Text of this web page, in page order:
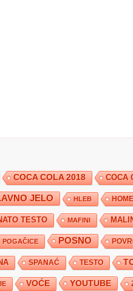
COCA COLA 2018 COCA
JELO HLEB
TESTO MAFINI
POGAČICE POSNO
SPANAĆ TESTO
VOĆE YOUTUBE